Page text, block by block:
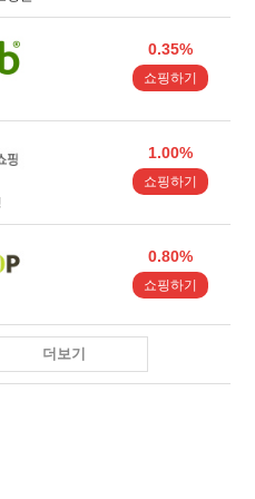
0.35%
쇼핑하기
1.00%
쇼핑하기
0.80%
쇼핑하기
더보기